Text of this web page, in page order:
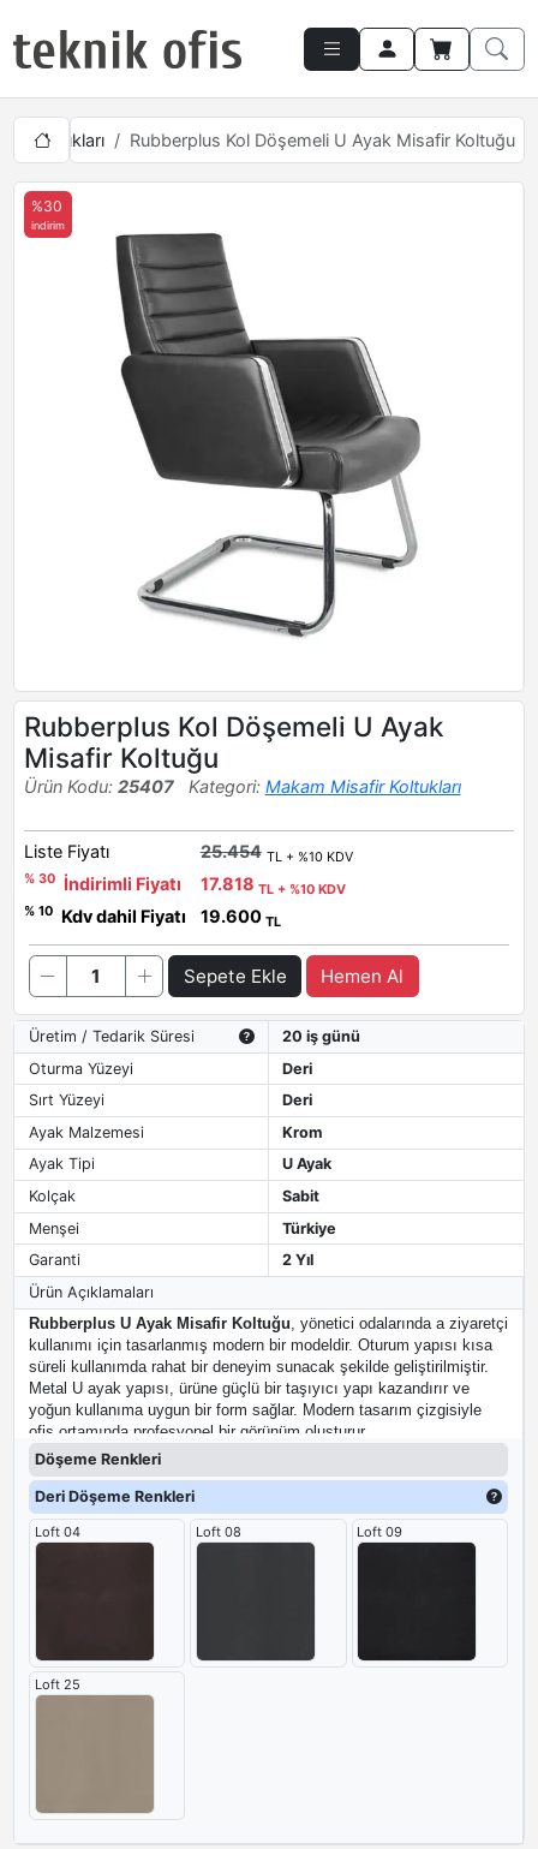
Koltukları Rubberplus Kol Döşemeli U Ayak Misafir Koltuğu
%30
indirim
Rubberplus Kol Döşemeli U Ayak
Misafir Koltuğu
Ürün Kodu: 25407 Kategori: Makam Misafir Koltukları
Liste Fiyatı 25.454 TL + %10 KDV
% 30
İndirimli Fiyatı 17.818 TL + %10 KDV
% 10
Kdv dahil Fiyatı 19.600 TL
Sepete Ekle Hemen Al
Üretim / Tedarik Süresi
20 iş günü
Oturma Yüzeyi
Deri
Sırt Yüzeyi
Deri
Ayak Malzemesi
Krom
Ayak Tipi
U Ayak
Kolçak
Sabit
Menşei
Türkiye
Garanti
2 Yıl
Ürün Açıklamaları
Rubberplus U Ayak Misafir Koltuğu, yönetici odalarında a ziyaretçi
kullanımı için tasarlanmış modern bir modeldir. Oturum yapısı kısa
süreli kullanımda rahat bir deneyim sunacak şekilde geliştirilmiştir.
Metal U ayak yapısı, ürüne güçlü bir taşıyıcı yapı kazandırır ve
yoğun kullanıma uygun bir form sağlar. Modern tasarım çizgisiyle
ofis ortamında profesyonel bir görünüm oluşturur.
Döşeme Renkleri
Deri Döşeme Renkleri
Loft 04 Loft 08 Loft 09
Loft 25